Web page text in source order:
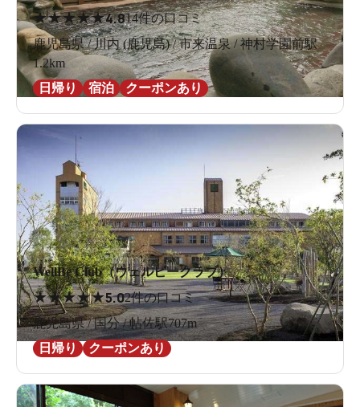
★★★★★4.814件の口コミ
鹿児島県 / 川内 (鹿児島) / 市来温泉 / 神村学園前駅
1.2km
日帰り
宿泊 クーポンあり
WellBe Club（ウェルビークラブ）
★★★★★5.02件の口コミ
鹿児島県 / 国分 / 帖佐駅707m
日帰り
クーポンあり